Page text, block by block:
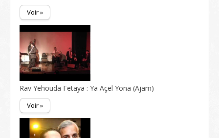
Voir »
Rav Yehouda Fetaya : Ya Açel Yona (Ajam)
Voir »